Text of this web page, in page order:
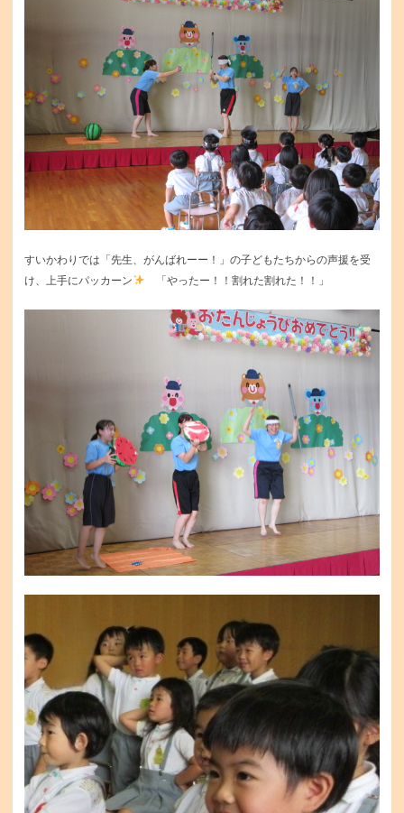
すいかわりでは「先生、がんばれーー！」の子どもたちからの声援を受
け、上手にパッカーン
「やったー！！割れた割れた！！」